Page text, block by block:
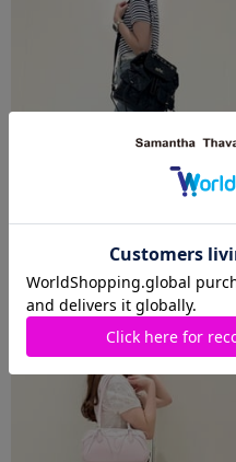
2026.08.09
Samantha Thavasa